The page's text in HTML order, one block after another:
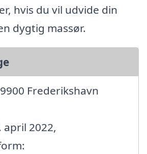
hvis du vil udvide din
dygtig massør.
Frederikshavn
2022,